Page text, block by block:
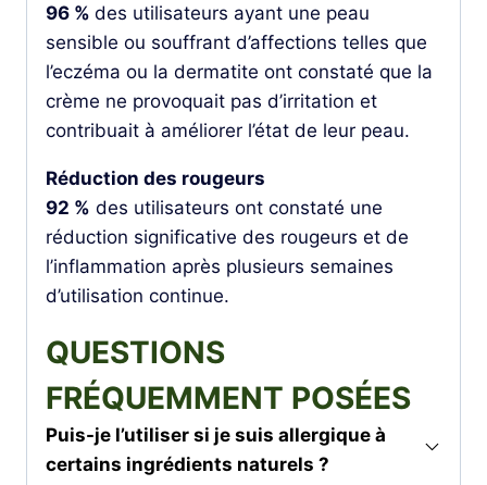
96 % des utilisateurs ayant une peau
sensible ou souffrant d’affections telles que
l’eczéma ou la dermatite ont constaté que la
crème ne provoquait pas d’irritation et
contribuait à améliorer l’état de leur peau.
Réduction des rougeurs
92 % des utilisateurs ont constaté une
réduction significative des rougeurs et de
l’inflammation après plusieurs semaines
d’utilisation continue.
QUESTIONS
FRÉQUEMMENT POSÉES
Puis-je l’utiliser si je suis allergique à
certains ingrédients naturels ?